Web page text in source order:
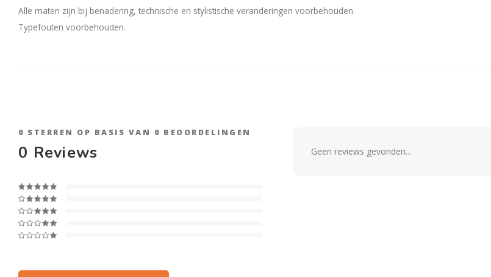
Alle maten zijn bij benadering, technische en stylistische veranderingen voorbehouden.
Typefouten voorbehouden.
0 STERREN OP BASIS VAN 0 BEOORDELINGEN
0 Reviews Geen reviews gevonden...